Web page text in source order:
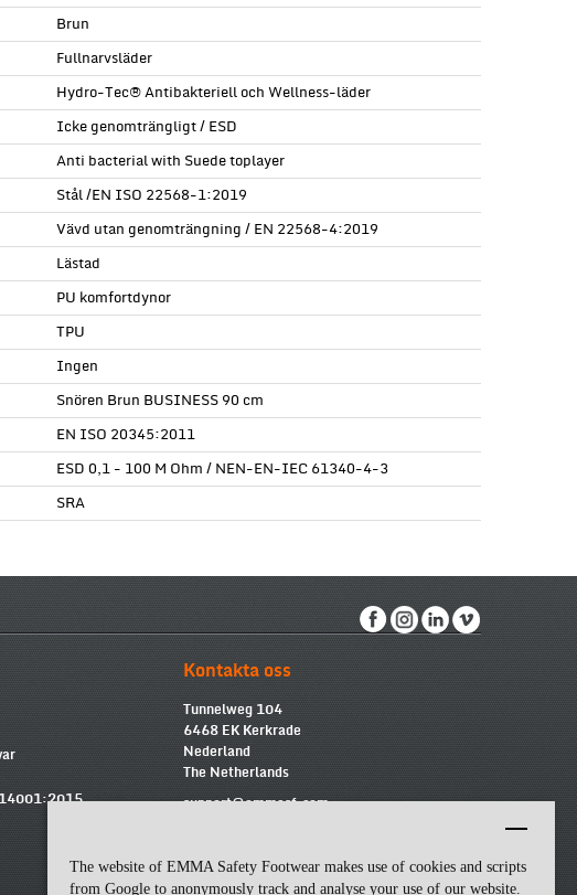
The website of EMMA Safety Footwear makes use of cookies and scripts
from Google to anonymously track and analyse your use of our website.
Brun
Fullnarvsläder
Hydro-Tec® Antibakteriell och Wellness-läder
Icke genomträngligt / ESD
Anti bacterial with Suede toplayer
Stål /EN ISO 22568-1:2019
Vävd utan genomträngning / EN 22568-4:2019
Lästad
PU komfortdynor
TPU
Ingen
Snören Brun BUSINESS 90 cm
EN ISO 20345:2011
ESD 0,1 - 100 M Ohm / NEN-EN-IEC 61340-4-3
SRA
Kontakta oss
Tunnelweg 104
6468 EK Kerkrade
Nederland
The Netherlands
support@emmasf.com